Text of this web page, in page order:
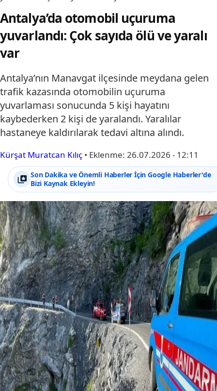
Antalya’da otomobil uçuruma
yuvarlandı: Çok sayıda ölü ve yaralı
var
Antalya’nın Manavgat ilçesinde meydana gelen
trafik kazasında otomobilin uçuruma
yuvarlaması sonucunda 5 kişi hayatını
kaybederken 2 kişi de yaralandı. Yaralılar
hastaneye kaldırılarak tedavi altına alındı.
Kürşat Muratcan Kılıç • Eklenme: 26.07.2026 - 12:11
Son Dakika ve Önemli Haberler İçin Google Haberler'de
Bizi Kaynak Ekleyin!